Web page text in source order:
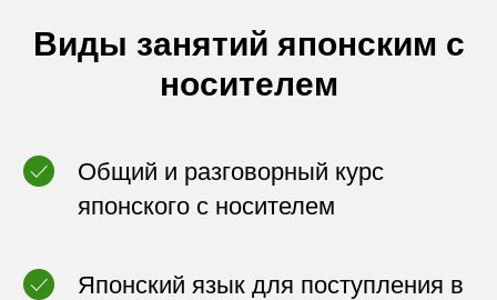
Виды занятий японским с
носителем
Общий и разговорный курс
японского с носителем
Японский язык для поступления в